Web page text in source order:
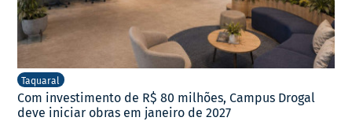
Taquaral
Com investimento de R$ 80 milhões, Campus Drogal
deve iniciar obras em janeiro de 2027